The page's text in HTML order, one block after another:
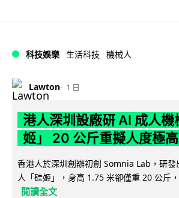
科技娛樂 生活科技 機械人
Lawton 1 日
港人深圳設廠研 AI 成人機
姬」 20 公斤重擬人度極高
香港人於深圳創辦初創 Somnia Lab，研
人「硅姬」，身高 1.75 米卻僅重 20 公斤
閱讀全文